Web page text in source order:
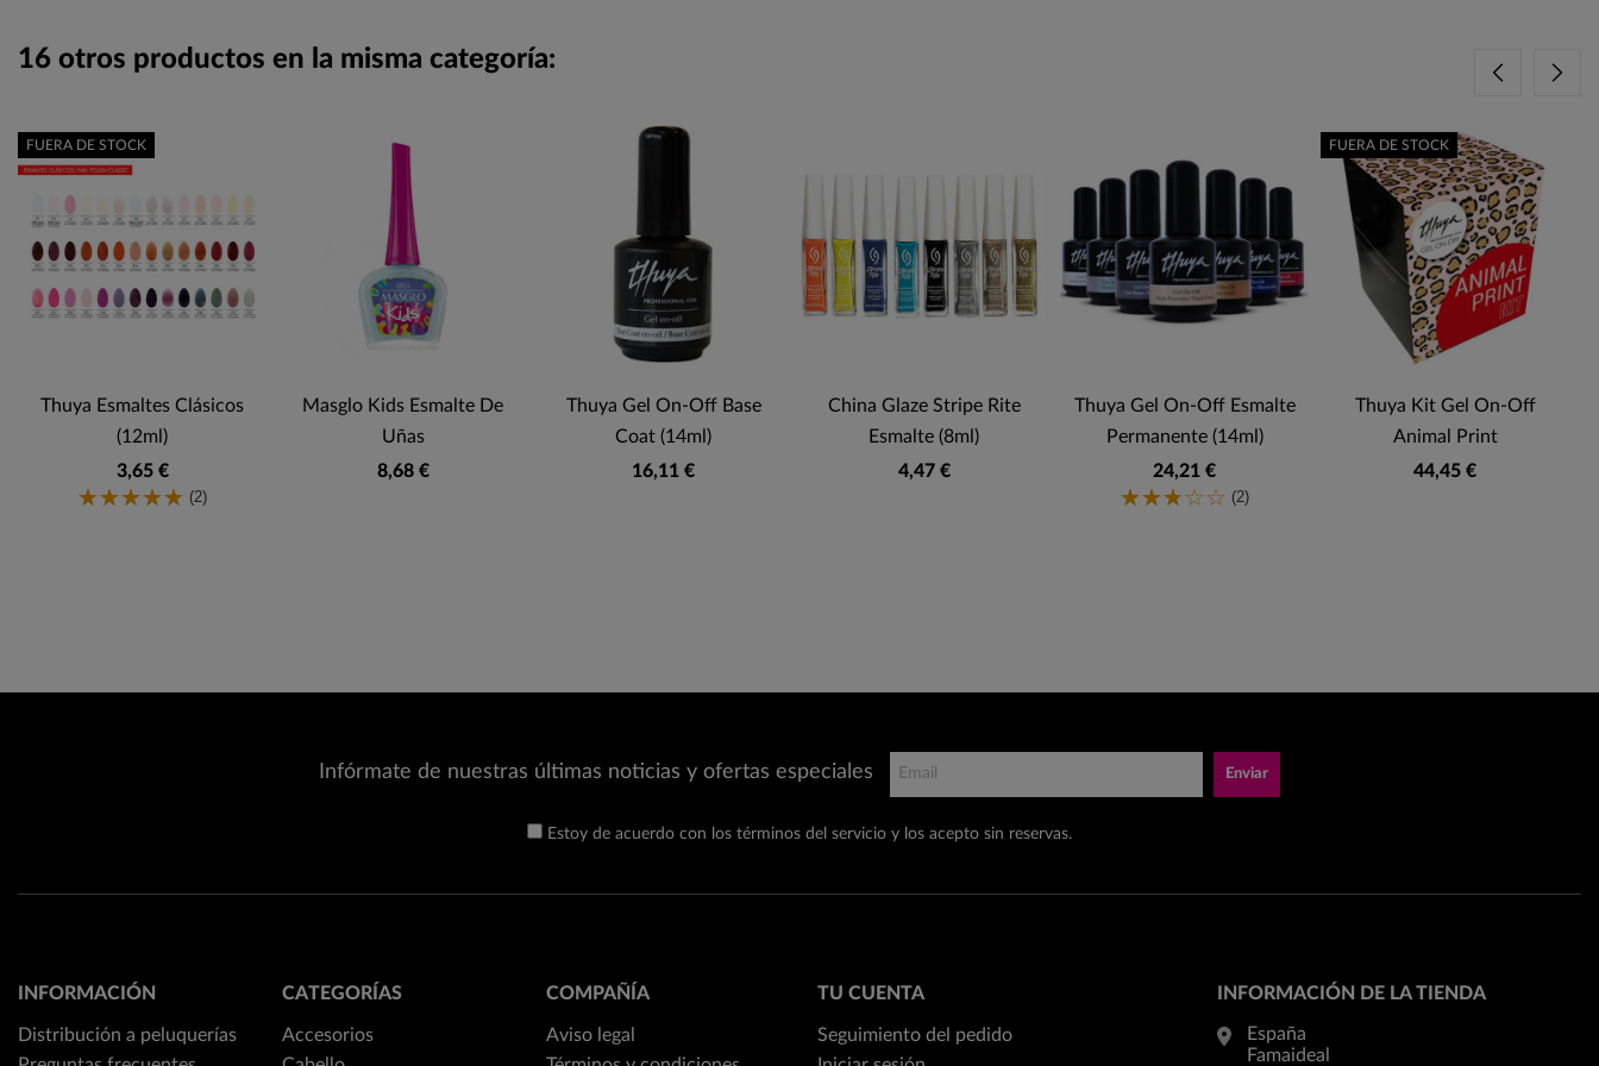
16 otros productos en la misma categoría:
Thuya Esmaltes Clásicos
(12ml)
3,65 €
(2)
FUERA DE STOCK
Masglo Kids Esmalte De
Uñas
8,68 €
Thuya Gel On-Off Base
Coat (14ml)
16,11 €
China Glaze Stripe Rite
Esmalte (8ml)
4,47 €
Thuya Gel On-Off Esmalte
Permanente (14ml)
24,21 €
(2)
Thuya Kit Gel On-Off
Animal Print
44,45 €
FUERA DE STOCK
Infórmate de nuestras últimas noticias y ofertas especiales Enviar
Estoy de acuerdo con los términos del servicio y los acepto sin reservas.
INFORMACIÓN
Distribución a peluquerías
CATEGORÍAS
Accesorios
COMPAÑÍA
Aviso legal
TU CUENTA
Seguimiento del pedido
INFORMACIÓN DE LA TIENDA
España
Famaideal